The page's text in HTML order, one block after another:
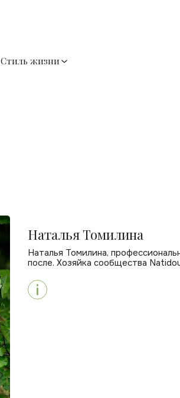
Стиль жизни
Наталья Томилина
Наталья Томилина,
после. Хозяйка сообщества